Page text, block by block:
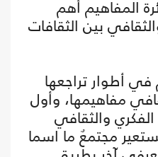
المفاهيم أهم
بين الثقافات
أطوار تراجعها
مفاهيمها، وأول
الفكري والثقافي
مجتمعٌ ما اسما